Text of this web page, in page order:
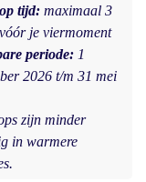
tijd: maximaal 3
je viermoment
periode: 1
2026 t/m 31 mei
zijn minder
in warmere